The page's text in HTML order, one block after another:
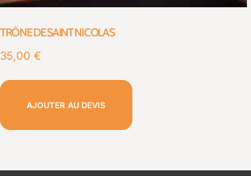
TRÔNE DE SAINT NICOLAS
35,00 €
AJOUTER AU DEVIS